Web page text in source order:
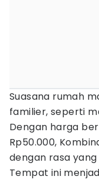
Suasana rumah
familier, seperti
Dengan harga
Rp50.000,
dengan rasa yang
Tempat ini